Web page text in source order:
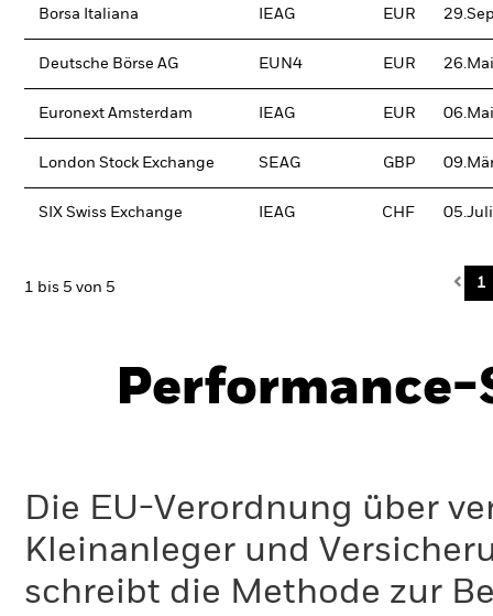
Borsa Italiana IEAG EUR
Deutsche Börse AG EUN4 EUR
Euronext Amsterdam IEAG EUR
London Stock Exchange SEAG GBP
SIX Swiss Exchange IEAG CHF
1 bis 5 von 5 1
Performance-
Die EU-Verordnung über
Kleinanleger und
schreibt die Methode zur